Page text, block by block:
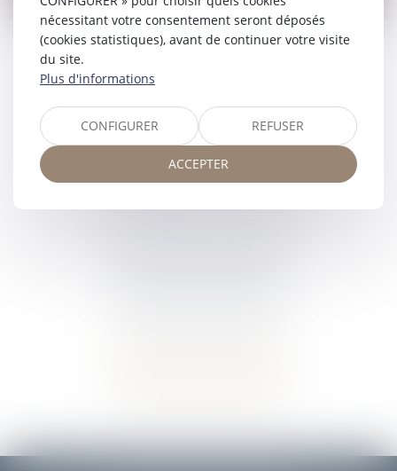
nécessitant votre consentement seront déposés
(cookies statistiques), avant de continuer votre visite
du site.
Plus d'informations
CONFIGURER REFUSER
ACCEPTER